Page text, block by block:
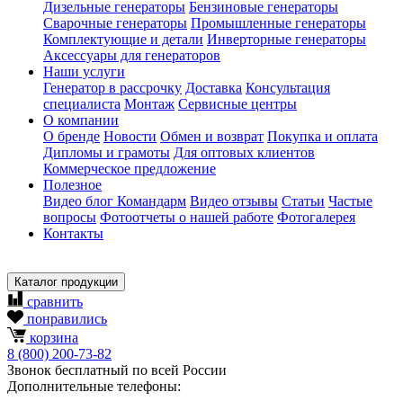
Дизельные генераторы Бензиновые генераторы
Сварочные генераторы Промышленные генераторы
Комплектующие и детали Инверторные генераторы
Аксессуары для генераторов
Наши услуги
Генератор в рассрочку Доставка Консультация
специалиста Монтаж Сервисные центры
О компании
О бренде Новости Обмен и возврат Покупка и оплата
Дипломы и грамоты Для оптовых клиентов
Коммерческое предложение
Полезное
Видео блог Командарм Видео отзывы Статьи Частые
вопросы Фотоотчеты о нашей работе Фотогалерея
Контакты
Каталог продукции
сравнить
понравились
корзина
8 (800) 200-73-82
Звонок бесплатный по всей России
Дополнительные телефоны: